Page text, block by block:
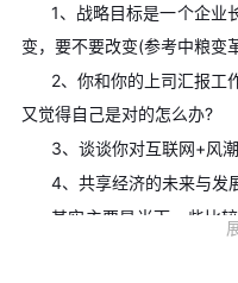
1、战略目标是一个企业
变，要不要改变(参考中粮变
2、你和你的上司汇报工
又觉得自己是对的怎么办?
3、谈谈你对互联网+风
4、共享经济的未来与发
其实主要是当下一些比